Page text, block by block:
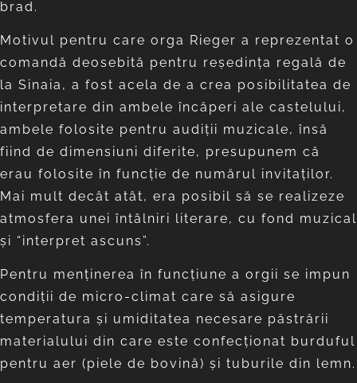
brad.
Motivul pentru care orga Rieger a reprezentat o
comandă deosebită pentru reşedinţa regală de
la Sinaia, a fost acela de a crea posibilitatea de
interpretare din ambele încăperi ale castelului,
ambele folosite pentru audiţii muzicale, însă
fiind de dimensiuni diferite, presupunem că
erau folosite în funcţie de numărul invitaţilor.
Mai mult decât atât, era posibil să se realizeze
atmosfera unei întâlniri literare, cu fond muzical
şi “interpret ascuns”.
Pentru menţinerea în funcţiune a orgii se impun
condiţii de micro-climat care să asigure
temperatura şi umiditatea necesare păstrării
materialului din care este confecţionat burduful
pentru aer (piele de bovină) şi tuburile din lemn.